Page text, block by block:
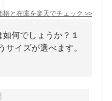
格と在庫を楽天でチェック >>
何でしょうか？１
イズが選べます。